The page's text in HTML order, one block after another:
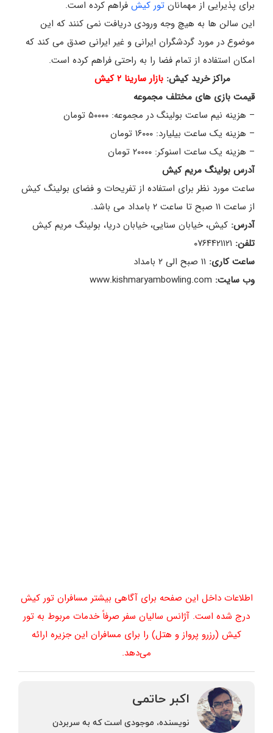
برای پذیرایی از مهمانان تور کیشفراهم کرده است.
این سالن ها به هیچ وجه ورودی دریافت نمی کنند که این
موضوع در مورد گردشگران ایرانی و غیر ایرانی صدق می کند که
امکان استفاده از تمام فضا را به راحتی فراهم کرده است.
مراکز خرید کیش: بازار سارینا ۲ کیش
قیمت بازی های مختلف مجموعه
– هزینه نیم ساعت بولینگ در مجموعه: ۵۰۰۰۰ تومان
– هزینه یک ساعت بیلیارد: ۱۶۰۰۰ تومان
– هزینه یک ساعت اسنوکر: ۲۰۰۰۰ تومان
آدرس بولینگ مریم کیش
ساعت مورد نظر برای استفاده از تفریحات و فضای بولینگ کیش
از ساعت ۱۱ صبح تا ساعت ۲ بامداد می باشد.
آدرس: کیش، خیابان سنایی، خیابان دریا، بولینگ مریم کیش
تلفن:
ساعت کاری:
وب سایت:
اطلاعات داخل این صفحه برای آگاهی بیشتر مسافران تور کیش
درج شده است. آژانس سالیان سفر صرفاً خدمات مربوط به تور
کیش (رزرو پرواز و هتل) را برای مسافران این جزیره ارائه
می‌دهد.
اکبر حاتمی
نویسنده، موجودی است كه به سربردن